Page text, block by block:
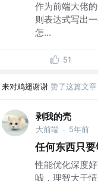
作为前端大佬
则表达式写出
怎...
51
来对鸡翅谢谢 赞了这篇文章
剥我的壳
大前端 · 5年前
任何东西只要
性能优化深度
嘘，理智大于